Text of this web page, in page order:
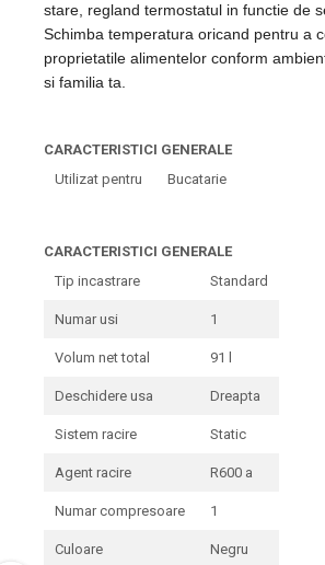
stare, regland termostatul in functie de
Schimba temperatura oricand pentru a
proprietatile alimentelor conform
si familia ta.
CARACTERISTICI GENERALE
Utilizat pentru
Bucatarie
CARACTERISTICI GENERALE
Tip incastrare
Standard
Numar usi 1
Volum net total 91 l
Deschidere usa Dreapta
Sistem racire Static
Agent racire R600 a
Numar compresoare 1
Culoare Negru